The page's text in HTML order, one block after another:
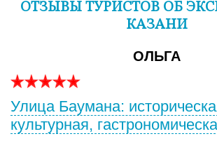
ОТЗЫВЫ ТУРИСТОВ ОБ
КАЗАНИ
ОЛЬГА
Улица Баумана:
культурная,